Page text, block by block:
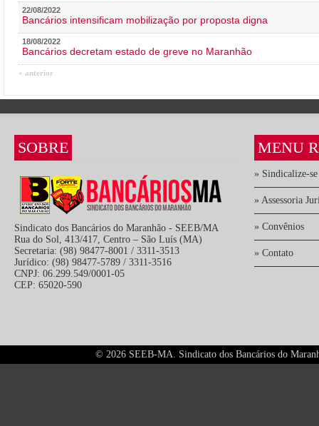
22/08/2022
Bancários intensificam mobilização por proposta digna
18/08/2022
Bancários decretam estado de greve no Maranhão
« anterior
SOBRE
Sindicato dos Bancários do Maranhão - SEEB/MA
Rua do Sol, 413/417, Centro – São Luís (MA)
Secretaria: (98) 98477-8001 / 3311-3513
Jurídico: (98) 98477-5789 / 3311-3516
CNPJ: 06.299.549/0001-05
CEP: 65020-590
MENU
» Sindicalize-se
» Assessoria
» Convênios
» Contato
© 2026 SEEB-MA. Sindicato dos Bancários do